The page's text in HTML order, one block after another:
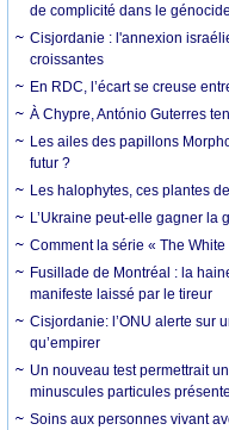
de complicité dans le
Cisjordanie : l'annexion
croissantes
En RDC, l’écart se creuse
À Chypre, António Guterres
Les ailes des papillons
futur ?
Les halophytes, ces plantes
L’Ukraine peut-elle gagner la
Comment la série « The
Fusillade de Montréal : la
manifeste laissé par le tireur
Cisjordanie: l’ONU alerte sur
qu’empirer
Un nouveau test permettrait
minuscules particules
Soins aux personnes vivant